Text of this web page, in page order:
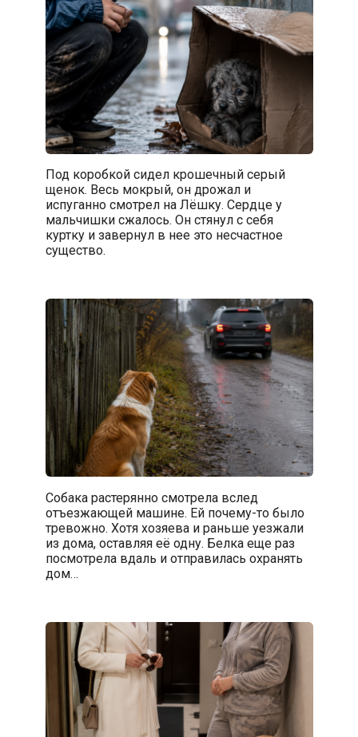
Под коробкой сидел крошечный серый
щенок. Весь мокрый, он дрожал и
испуганно смотрел на Лёшку. Сердце у
мальчишки сжалось. Он стянул с себя
куртку и завернул в нее это несчастное
существо.
Собака растерянно смотрела вслед
отъезжающей машине. Ей почему-то было
тревожно. Хотя хозяева и раньше уезжали
из дома, оставляя её одну. Белка еще раз
посмотрела вдаль и отправилась охранять
дом…